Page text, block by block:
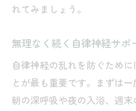
れてみましょう。
無理なく続く自律神経サポ
自律神経の乱れを防ぐため
とが最も重要です。まずは一
朝の深呼吸や夜の入浴、週